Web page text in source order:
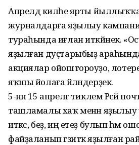
Апрелдә киләһе ярты йыллыҡҡа
журналдарға яҙылыу
тураһында иғлан иткәйнек.
яҙылған дуҫтарыбыҙ
акциялар ойоштороуҙо,
яҡшы йолаға әйләндерҙек.
5-нән 15 апрелгә тиклем Рәсәй
ташламалы хаҡ менән яҙылыу
иткәс, беҙ, иң етеҙ булып һәм
файҙаланып гәзиткә яҙылған